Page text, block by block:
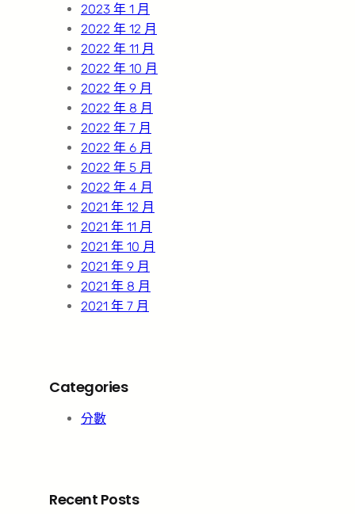
2023 年 1 月
2022 年 12 月
2022 年 11 月
2022 年 10 月
2022 年 9 月
2022 年 8 月
2022 年 7 月
2022 年 6 月
2022 年 5 月
2022 年 4 月
2021 年 12 月
2021 年 11 月
2021 年 10 月
2021 年 9 月
2021 年 8 月
2021 年 7 月
Categories
分數
Recent Posts